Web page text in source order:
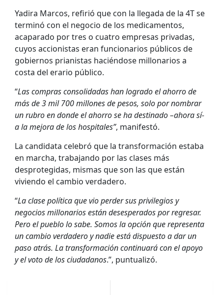
Yadira Marcos, refirió que con la llegada de la 4T se
terminó con el negocio de los medicamentos,
acaparado por tres o cuatro empresas privadas,
cuyos accionistas eran funcionarios públicos de
gobiernos prianistas haciéndose millonarios a
costa del erario público.
“Las compras consolidadas han logrado el ahorro de
más de 3 mil 700 millones de pesos, solo por nombrar
un rubro en donde el ahorro se ha destinado –ahora sí-
a la mejora de los hospitales”, manifestó.
La candidata celebró que la transformación estaba
en marcha, trabajando por las clases más
desprotegidas, mismas que son las que están
viviendo el cambio verdadero.
“La clase política que vio perder sus privilegios y
negocios millonarios están desesperados por regresar.
Pero el pueblo lo sabe. Somos la opción que representa
un cambio verdadero y nadie está dispuesto a dar un
paso atrás. La transformación continuará con el apoyo
y el voto de los ciudadanos.”, puntualizó.